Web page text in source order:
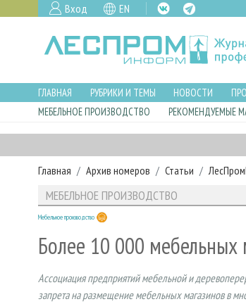
Вход EN
ГЛАВНАЯ РУБРИКИ И ТЕМЫ НОВОСТИ
МЕБЕЛЬНОЕ ПРОИЗВОДСТВО
РЕКОМЕНДУЕМЫЕ
Главная Архив номеров Статьи
МЕБЕЛЬНОЕ ПРОИЗВОДСТВО
Мебельное производство
Более 10 000 мебельных
Ассоциация предприятий мебельной и
запрета на размещение мебельных магазинов в